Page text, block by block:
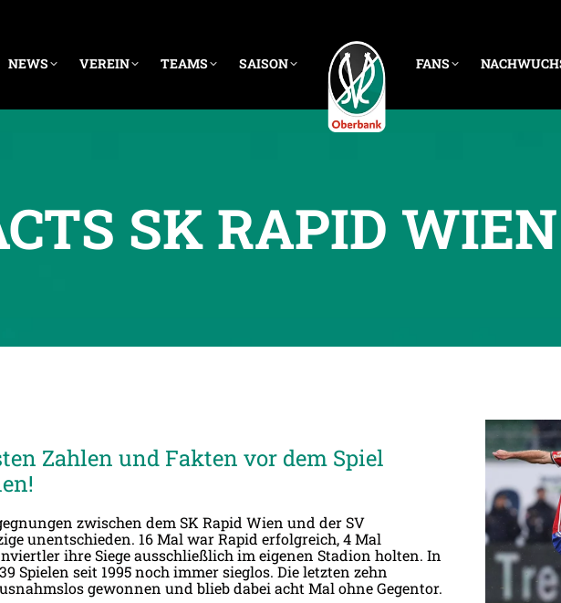
NEWS VEREIN TEAMS SAISON FANS
SK RAPID
Zahlen und Fakten vor dem Spiel
zwischen dem SK Rapid Wien und der SV
unentschieden. 16 Mal war Rapid erfolgreich, 4 Mal
ihre Siege ausschließlich im eigenen Stadion holten. In
Spielen seit 1995 noch immer sieglos. Die letzten zehn
gewonnen und blieb dabei acht Mal ohne Gegentor.